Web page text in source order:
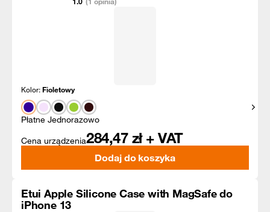
Kolor:Fioletowy
Płatne Jednorazowo
Cena urządzenia284,47 zł + VAT
Dodaj do koszyka
Etui Apple Silicone Case with MagSafe do
iPhone 13